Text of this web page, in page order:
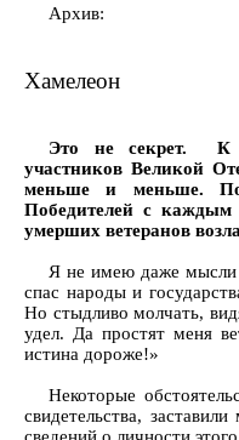
Архив:
Хамелеон
Это не секрет. К
участников Великой
меньше и меньше.
Победителей с каждым
умерших ветеранов
Я не имею даже мысли
спас народы и
Но стыдливо молчать,
удел. Да простят меня
истина дороже!»
Некоторые
свидетельства,